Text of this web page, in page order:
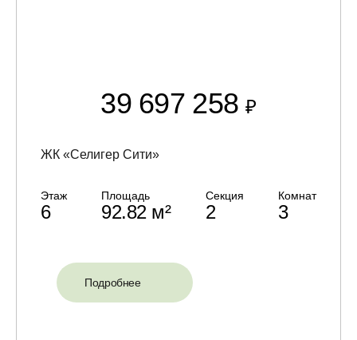
39 697 258₽
ЖК «Селигер Сити»
Этаж
6
Площадь
92.82 м²
Секция
2
Комнат
3
Подробнее